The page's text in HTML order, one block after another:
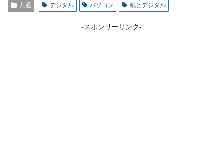
共通 デジタル パソコン 紙とデジタル
-スポンサーリンク-